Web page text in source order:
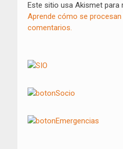
Este sitio usa Akismet para
Aprende cómo se
comentarios.